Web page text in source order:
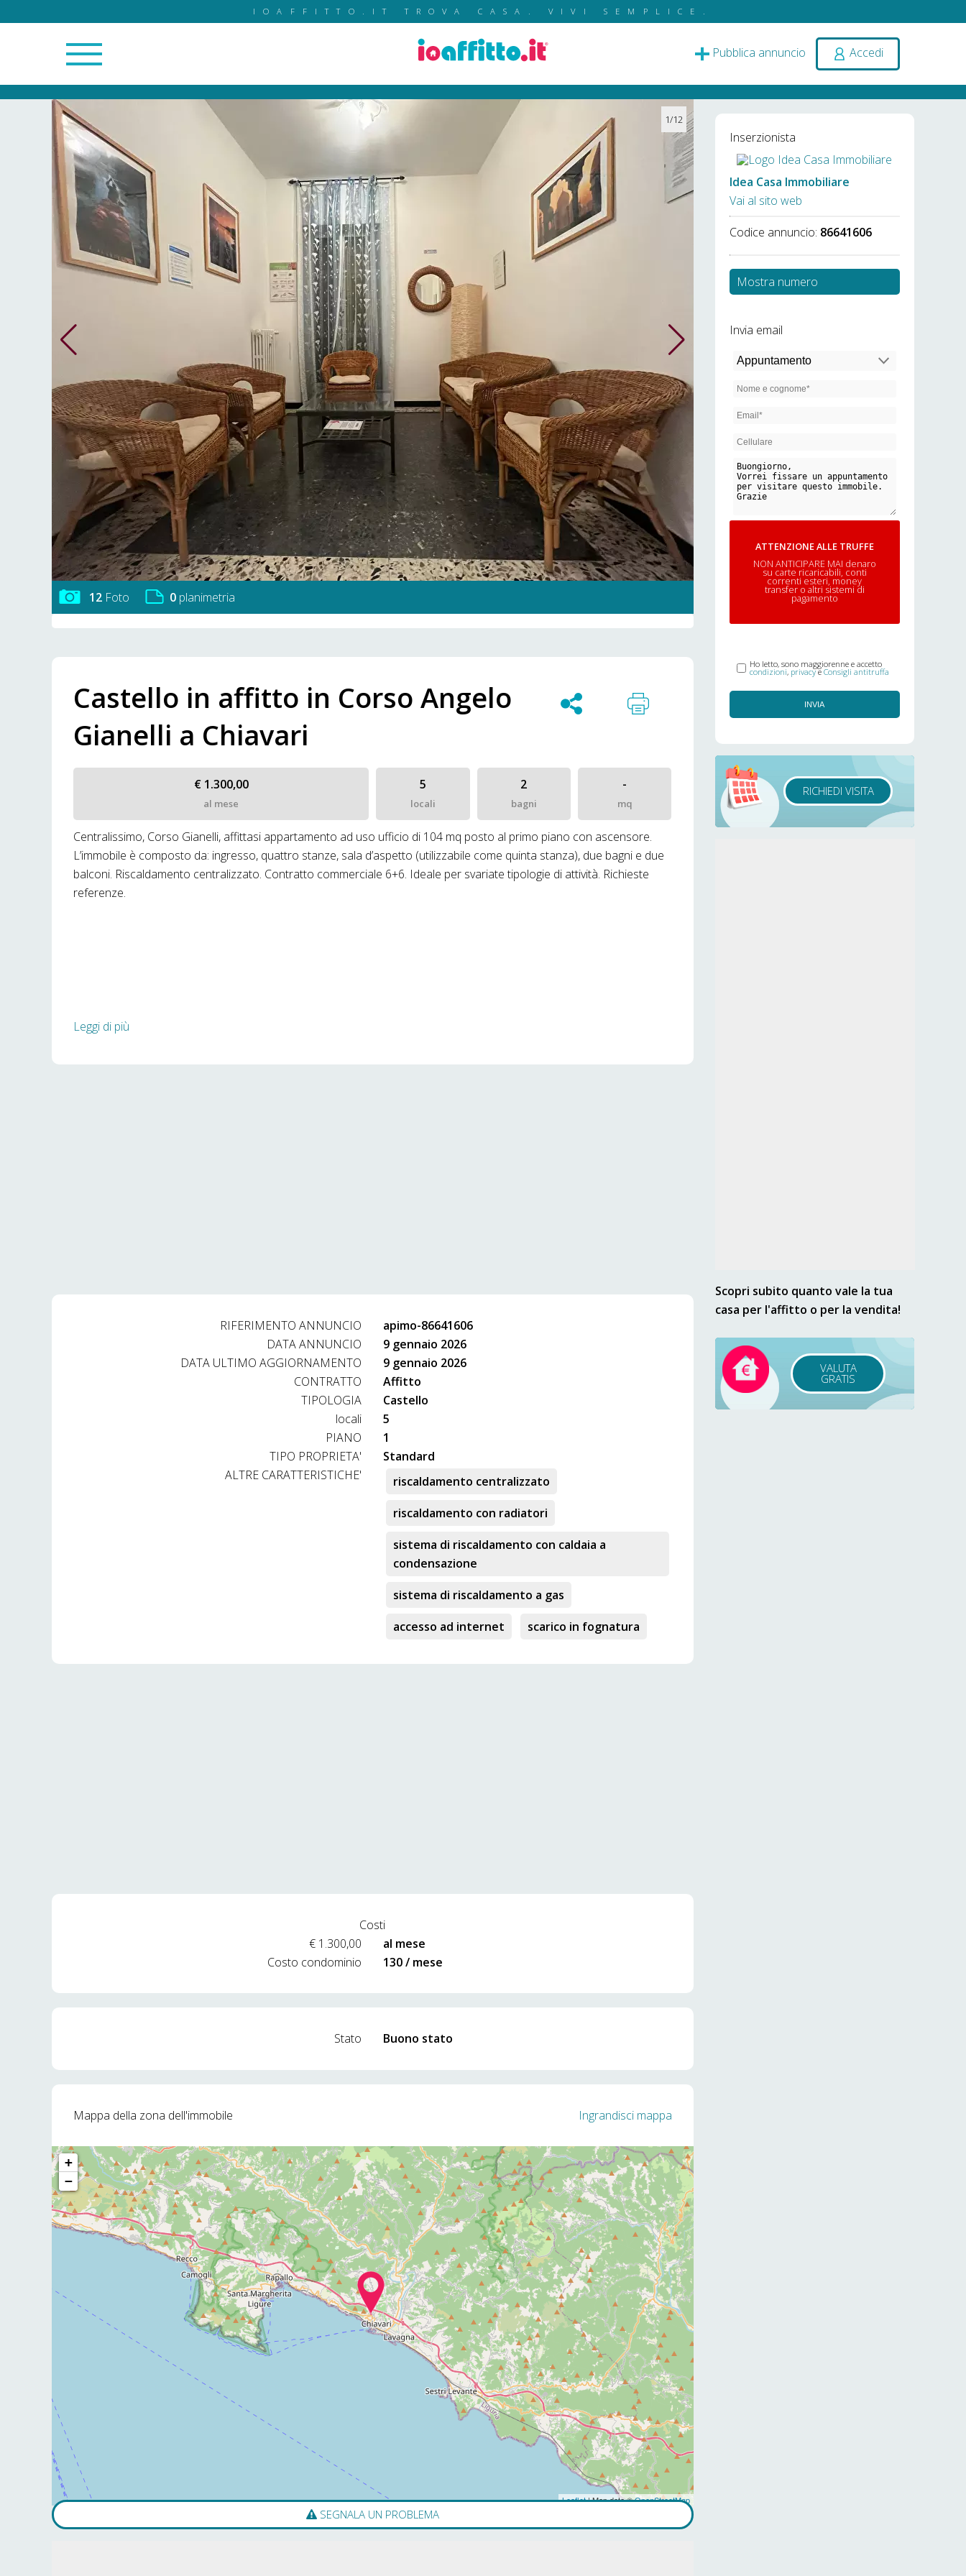
IOAFFITTO.IT TROVA CASA. VIVI SEMPLICE.
Pubblica annuncio Accedi
1/12
12 Foto 0 planimetria
Castello in affitto in Corso Angelo
Gianelli a Chiavari
€ 1.300,00
al mese
5
locali
2
bagni
-
mq
Centralissimo, Corso Gianelli, affittasi appartamento ad uso ufficio di 104 mq posto al primo piano con ascensore.
L’immobile è composto da: ingresso, quattro stanze, sala d’aspetto (utilizzabile come quinta stanza), due bagni e due
balconi. Riscaldamento centralizzato. Contratto commerciale 6+6. Ideale per svariate tipologie di attività. Richieste
referenze.
Leggi di più
RIFERIMENTO ANNUNCIO
apimo-86641606
DATA ANNUNCIO
9 gennaio 2026
DATA ULTIMO AGGIORNAMENTO
9 gennaio 2026
CONTRATTO
Affitto
TIPOLOGIA
Castello
locali
5
PIANO
1
TIPO PROPRIETA'
Standard
ALTRE CARATTERISTICHE'
riscaldamento centralizzato
riscaldamento con radiatori
sistema di riscaldamento con caldaia a
condensazione
sistema di riscaldamento a gas
accesso ad internet
scarico in fognatura
Costi
€ 1.300,00
al mese
Costo condominio
130 / mese
Stato Buono stato
Mappa della zona dell'immobile Ingrandisci mappa
+
−
Leaflet| Map data ©OpenStreetMap
SEGNALA UN PROBLEMA
Inserzionista
Idea Casa Immobiliare
Vai al sito web
Codice annuncio: 86641606
Mostra numero
Invia email
ATTENZIONE ALLE TRUFFE
NON ANTICIPARE MAI denaro
su carte ricaricabili, conti
correnti esteri, money
transfer o altri sistemi di
pagamento
Ho letto, sono maggiorenne e accetto
condizioni, privacye Consigli antitruffa
INVIA
RICHIEDI VISITA
Scopri subito quanto vale la tua
casa per l'affitto o per la vendita!
VALUTA
GRATIS